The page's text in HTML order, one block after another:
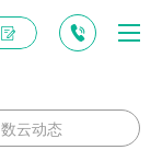
数云动态